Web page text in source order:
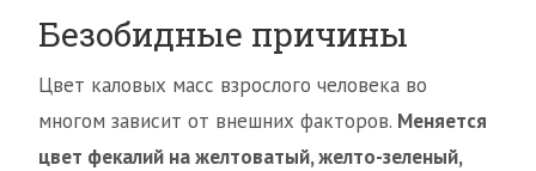
Безобидные причины
Цвет каловых масс взрослого человека во
многом зависит от внешних факторов. Меняется
цвет фекалий на желтоватый, желто-зеленый,